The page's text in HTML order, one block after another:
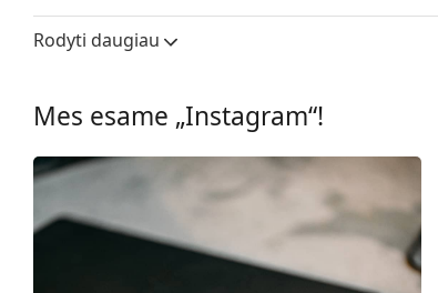
Lęšio plotis:
55 mm
Rėmelis
Rėmelio forma:
Kvadratiniai
Rožinė
Rėmelių medžiaga:
Plastikas
M
Rodyti daugiau
Mes esame „Instagram“!